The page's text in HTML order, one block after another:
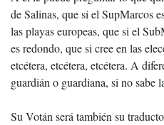
de Salinas, que si el SupMarcos
las playas europeas, que si el
es redondo, que si cree en las
etcétera, etcétera, etcétera. A
guardián o guardiana, si no sabe
Su Votán será también su